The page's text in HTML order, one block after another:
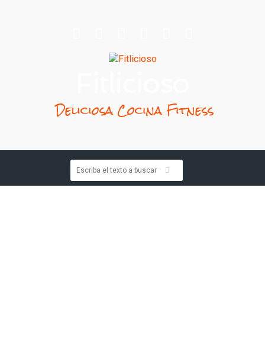
Deliciosa Cocina Fitness